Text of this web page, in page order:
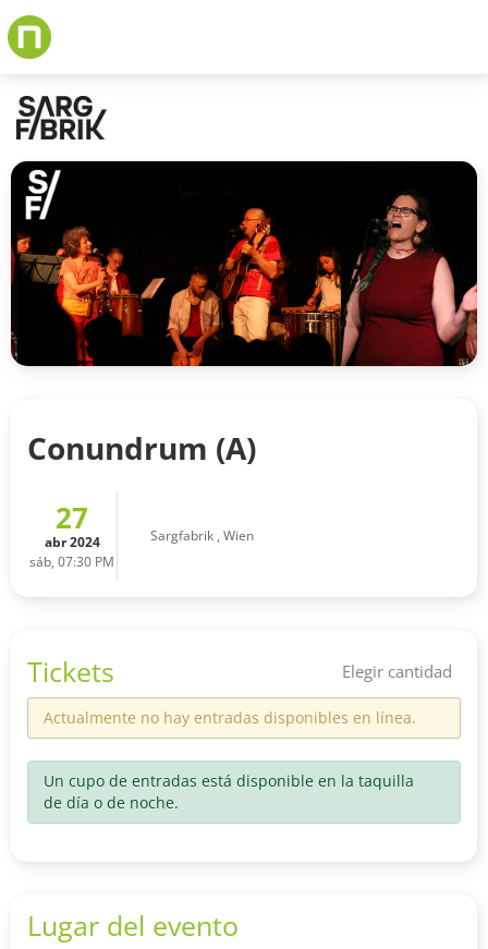
Skip
to
content
Conundrum (A)
27
abr 2024
sáb, 07:30 PM
Sargfabrik , Wien
Tickets Elegir cantidad
Actualmente no hay entradas disponibles en línea.
Un cupo de entradas está disponible en la taquilla
de día o de noche.
Lugar del evento